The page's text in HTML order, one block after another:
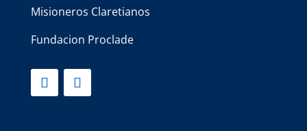
Misioneros Claretianos
Fundacion Proclade